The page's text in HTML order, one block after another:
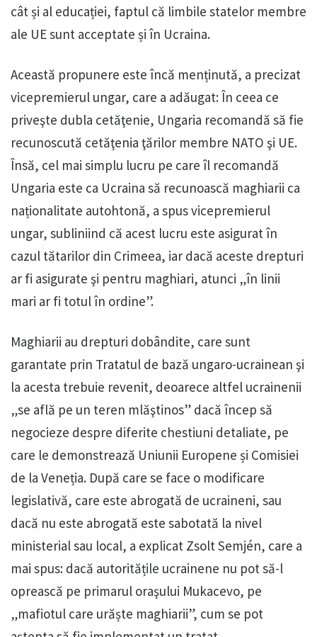
cât și al educației, faptul că limbile statelor membre
ale UE sunt acceptate și în Ucraina.
Această propunere este încă menținută, a precizat
vicepremierul ungar, care a adăugat: În ceea ce
priveşte dubla cetăţenie, Ungaria recomandă să fie
recunoscută cetăţenia ţărilor membre NATO şi UE.
Însă, cel mai simplu lucru pe care îl recomandă
Ungaria este ca Ucraina să recunoască maghiarii ca
naționalitate autohtonă, a spus vicepremierul
ungar, subliniind că acest lucru este asigurat în
cazul tătarilor din Crimeea, iar dacă aceste drepturi
ar fi asigurate şi pentru maghiari, atunci „în linii
mari ar fi totul în ordine”.
Maghiarii au drepturi dobândite, care sunt
garantate prin Tratatul de bază ungaro-ucrainean şi
la acesta trebuie revenit, deoarece altfel ucrainenii
„se află pe un teren mlăştinos” dacă încep să
negocieze despre diferite chestiuni detaliate, pe
care le demonstrează Uniunii Europene și Comisiei
de la Veneția. După care se face o modificare
legislativă, care este abrogată de ucraineni, sau
dacă nu este abrogată este sabotată la nivel
ministerial sau local, a explicat Zsolt Semjén, care a
mai spus: dacă autoritățile ucrainene nu pot să-l
oprească pe primarul oraşului Mukacevo, pe
„mafiotul care urăște maghiarii”, cum se pot